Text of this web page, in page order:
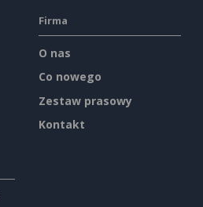
Firma
O nas
Co nowego
Zestaw prasowy
Kontakt